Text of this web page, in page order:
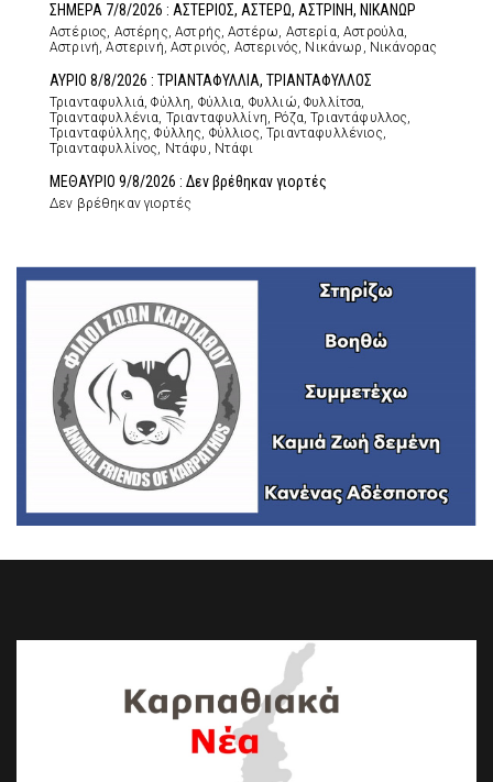
ΣΗΜΕΡΑ 7/8/2026 : ΑΣΤΕΡΙΟΣ, ΑΣΤΕΡΩ, ΑΣΤΡΙΝΗ, ΝΙΚΑΝΩΡ
Αστέριος, Αστέρης, Αστρής, Αστέρω, Αστερία, Αστρούλα,
Αστρινή, Αστερινή, Αστρινός, Αστερινός, Νικάνωρ, Νικάνορας
ΑΥΡΙΟ 8/8/2026 : ΤΡΙΑΝΤΑΦΥΛΛΙΑ, ΤΡΙΑΝΤΑΦΥΛΛΟΣ
Τριανταφυλλιά, Φύλλη, Φύλλια, Φυλλιώ, Φυλλίτσα,
Τριανταφυλλένια, Τριανταφυλλίνη, Ρόζα, Τριαντάφυλλος,
Τριανταφύλλης, Φύλλης, Φύλλιος, Τριανταφυλλένιος,
Τριανταφυλλίνος, Ντάφυ, Ντάφι
ΜΕΘΑΥΡΙΟ 9/8/2026 : Δεν βρέθηκαν γιορτές
Δεν βρέθηκαν γιορτές